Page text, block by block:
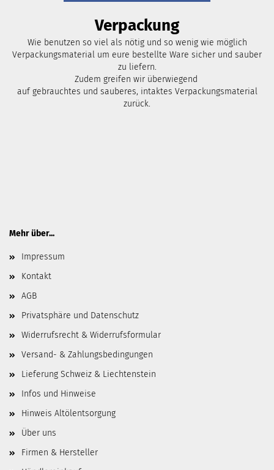
Verpackung
Wie benutzen so viel als nötig und so wenig wie möglich
Verpackungsmaterial um eure bestellte Ware sicher und sauber
zu liefern.
Zudem greifen wir überwiegend
auf gebrauchtes und sauberes, intaktes Verpackungsmaterial
zurück.
Mehr über...
Impressum
Kontakt
AGB
Privatsphäre und Datenschutz
Widerrufsrecht & Widerrufsformular
Versand- & Zahlungsbedingungen
Lieferung Schweiz & Liechtenstein
Infos und Hinweise
Hinweis Altölentsorgung
Über uns
Firmen & Hersteller